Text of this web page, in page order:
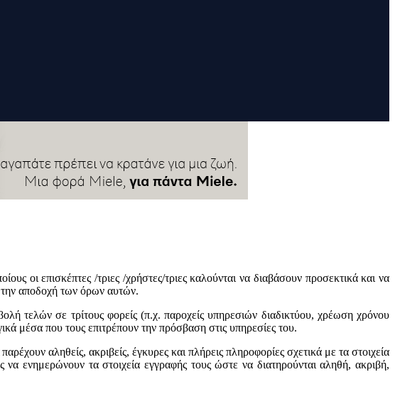
οι επισκέπτες /τριες /χρήστες/τριες καλούνται να διαβάσουν προσεκτικά και να
αποδοχή των όρων αυτών.
τελών σε τρίτους φορείς (π.χ. παροχείς υπηρεσιών διαδικτύου, χρέωση χρόνου
μέσα που τους επιτρέπουν την πρόσβαση στις υπηρεσίες του.
αληθείς, ακριβείς, έγκυρες και πλήρεις πληροφορίες σχετικά με τα στοιχεία
να ενημερώνουν τα στοιχεία εγγραφής τους ώστε να διατηρούνται αληθή, ακριβή,